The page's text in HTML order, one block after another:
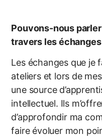
Pouvons-nous
travers les
Les échanges que je
ateliers et lors de
une source
intellectuel. Ils
d’approfondir ma
faire évoluer mon